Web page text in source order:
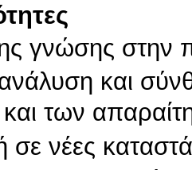
γνώσης στην
και
των
νέες